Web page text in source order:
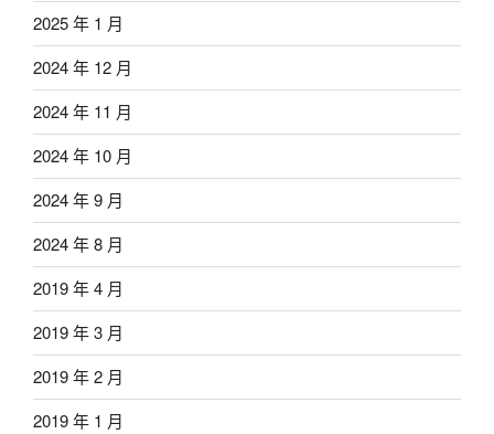
2025 年 1 月
2024 年 12 月
2024 年 11 月
2024 年 10 月
2024 年 9 月
2024 年 8 月
2019 年 4 月
2019 年 3 月
2019 年 2 月
2019 年 1 月